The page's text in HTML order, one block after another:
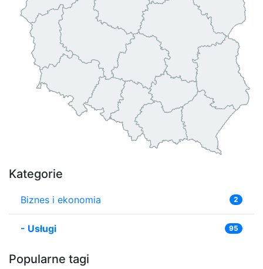
Kategorie
Biznes i ekonomia 2
- Usługi 95
Popularne tagi